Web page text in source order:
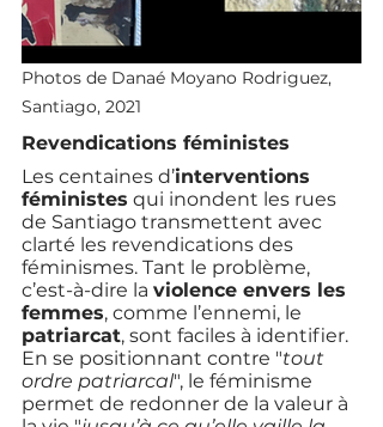
Photos de Danaé Moyano Rodriguez,
Santiago, 2021
Revendications féministes
Les centaines d’interventions
féministes qui inondent les rues
de Santiago transmettent avec
clarté les revendications des
féminismes. Tant le problème,
c’est-à-dire la violence envers les
femmes, comme l’ennemi, le
patriarcat, sont faciles à identifier.
En se positionnant contre "tout
ordre patriarcal", le féminisme
permet de redonner de la valeur à